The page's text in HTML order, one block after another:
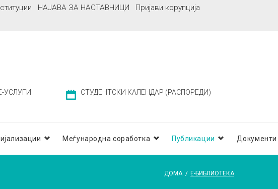
НАЈАВА ЗА НАСТАВНИЦИ Пријави корупција
УСЛУГИ СТУДЕНТСКИ КАЛЕНДАР (РАСПОРЕДИ)
Меѓународна соработка Публикации Документи
ДОМА / Е-БИБЛИОТЕКА